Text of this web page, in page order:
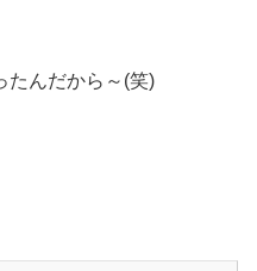
たんだから～(笑)